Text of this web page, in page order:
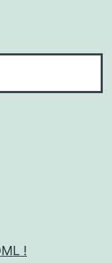
!